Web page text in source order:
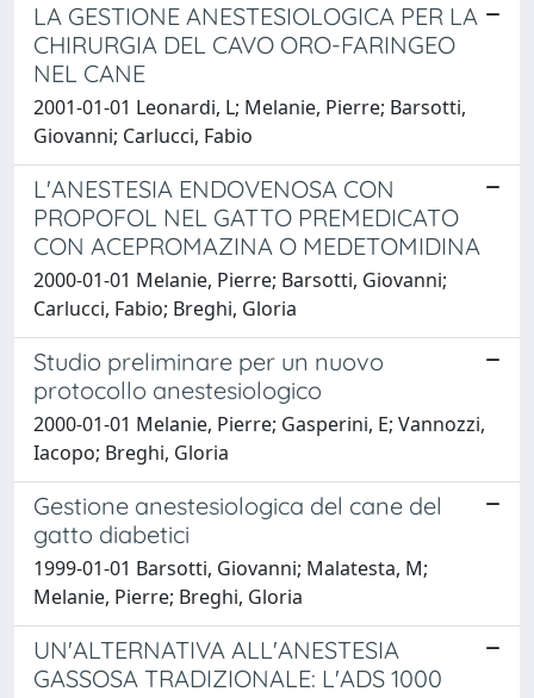
LA GESTIONE ANESTESIOLOGICA PER LA
CHIRURGIA DEL CAVO ORO-FARINGEO
NEL CANE
2001-01-01 Leonardi, L; Melanie, Pierre; Barsotti,
Giovanni; Carlucci, Fabio
L'ANESTESIA ENDOVENOSA CON
PROPOFOL NEL GATTO PREMEDICATO
CON ACEPROMAZINA O MEDETOMIDINA
2000-01-01 Melanie, Pierre; Barsotti, Giovanni;
Carlucci, Fabio; Breghi, Gloria
Studio preliminare per un nuovo
protocollo anestesiologico
2000-01-01 Melanie, Pierre; Gasperini, E; Vannozzi,
Iacopo; Breghi, Gloria
Gestione anestesiologica del cane del
gatto diabetici
1999-01-01 Barsotti, Giovanni; Malatesta, M;
Melanie, Pierre; Breghi, Gloria
UN'ALTERNATIVA ALL'ANESTESIA
GASSOSA TRADIZIONALE: L'ADS 1000